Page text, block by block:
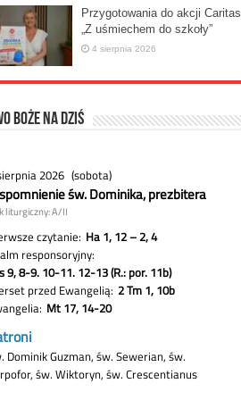
Przygotowania do akcji Caritas
„Z uśmiechem do szkoły”
4 sierpnia 2026
Boże na dziś